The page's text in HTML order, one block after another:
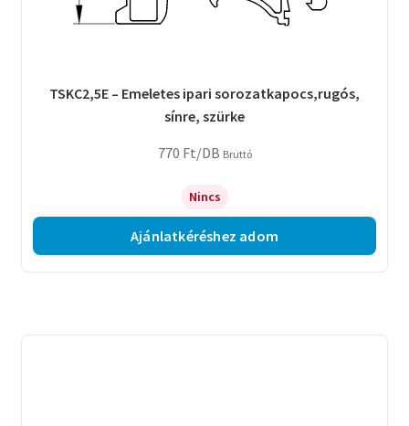
TSKC2,5E – Emeletes ipari sorozatkapocs,rugós,
sínre, szürke
770 Ft/DB Bruttó
Nincs
Ajánlatkéréshez adom